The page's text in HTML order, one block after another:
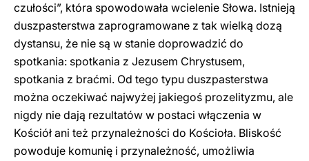
czułości”, która spowodowała wcielenie Słowa. Istnieją
duszpasterstwa zaprogramowane z tak wielką dozą
dystansu, że nie są w stanie doprowadzić do
spotkania: spotkania z Jezusem Chrystusem,
spotkania z braćmi. Od tego typu duszpasterstwa
można oczekiwać najwyżej jakiegoś prozelityzmu, ale
nigdy nie dają rezultatów w postaci włączenia w
Kościół ani też przynależności do Kościoła. Bliskość
powoduje komunię i przynależność, umożliwia